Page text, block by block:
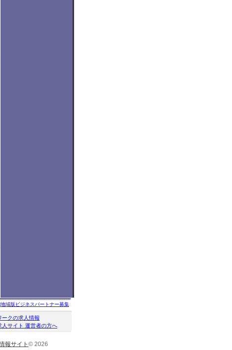
地域版ビジネスパートナー募集
ークの求人情報
サイト 運営者の方へ
報サイト © 2026